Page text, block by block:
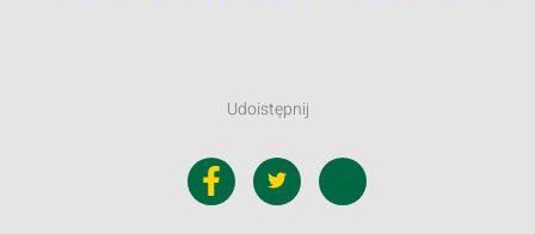
Udoistępnij